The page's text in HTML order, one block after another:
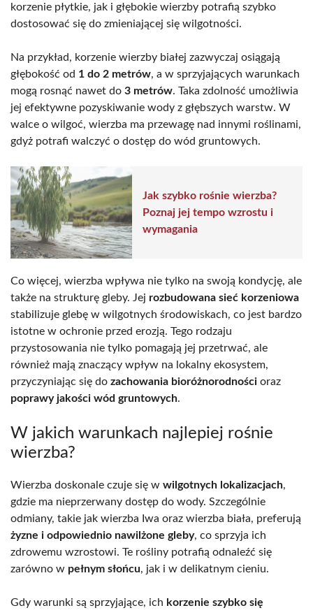
korzenie płytkie, jak i głębokie wierzby potrafią szybko
dostosować się do zmieniającej się wilgotności.
Na przykład, korzenie wierzby białej zazwyczaj osiągają
głębokość od 1 do 2 metrów, a w sprzyjających warunkach
mogą rosnąć nawet do 3 metrów. Taka zdolność umożliwia
jej efektywne pozyskiwanie wody z głębszych warstw. W
walce o wilgoć, wierzba ma przewagę nad innymi roślinami,
gdyż potrafi walczyć o dostęp do wód gruntowych.
Jak szybko rośnie wierzba?
Poznaj jej tempo wzrostu i
wymagania
Co więcej, wierzba wpływa nie tylko na swoją kondycję, ale
także na strukturę gleby. Jej rozbudowana sieć korzeniowa
stabilizuje glebę w wilgotnych środowiskach, co jest bardzo
istotne w ochronie przed erozją. Tego rodzaju
przystosowania nie tylko pomagają jej przetrwać, ale
również mają znaczący wpływ na lokalny ekosystem,
przyczyniając się do zachowania bioróżnorodności oraz
poprawy jakości wód gruntowych.
W jakich warunkach najlepiej rośnie
wierzba?
Wierzba doskonale czuje się w wilgotnych lokalizacjach,
gdzie ma nieprzerwany dostęp do wody. Szczególnie
odmiany, takie jak wierzba Iwa oraz wierzba biała, preferują
żyzne i odpowiednio nawilżone gleby, co sprzyja ich
zdrowemu wzrostowi. Te rośliny potrafią odnaleźć się
zarówno w pełnym słońcu, jak i w delikatnym cieniu.
Gdy warunki są sprzyjające, ich korzenie szybko się